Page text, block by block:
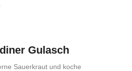
Gulasch
Sauerkraut und koche